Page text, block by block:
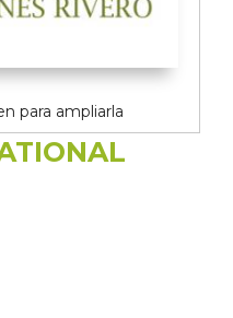
para ampliarla